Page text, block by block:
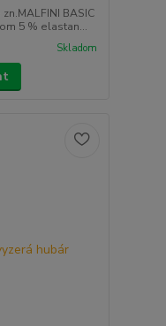
BASIC
5 % elastan...
Skladom